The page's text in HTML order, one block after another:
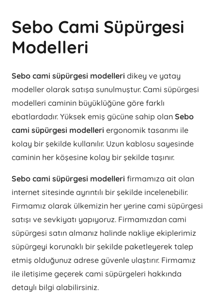
Sebo Cami Süpürgesi
Modelleri
Sebo cami süpürgesi modelleri dikey ve yatay
modeller olarak satışa sunulmuştur. Cami süpürgesi
modelleri caminin büyüklüğüne göre farklı
ebatlardadır. Yüksek emiş gücüne sahip olan Sebo
cami süpürgesi modelleri ergonomik tasarımı ile
kolay bir şekilde kullanılır. Uzun kablosu sayesinde
caminin her köşesine kolay bir şekilde taşınır.
Sebo cami süpürgesi modelleri firmamıza ait olan
internet sitesinde ayrıntılı bir şekilde incelenebilir.
Firmamız olarak ülkemizin her yerine cami süpürgesi
satışı ve sevkiyatı yapıyoruz. Firmamızdan cami
süpürgesi satın almanız halinde nakliye ekiplerimiz
süpürgeyi korunaklı bir şekilde paketleyerek talep
etmiş olduğunuz adrese güvenle ulaştırır. Firmamız
ile iletişime geçerek cami süpürgeleri hakkında
detaylı bilgi alabilirsiniz.